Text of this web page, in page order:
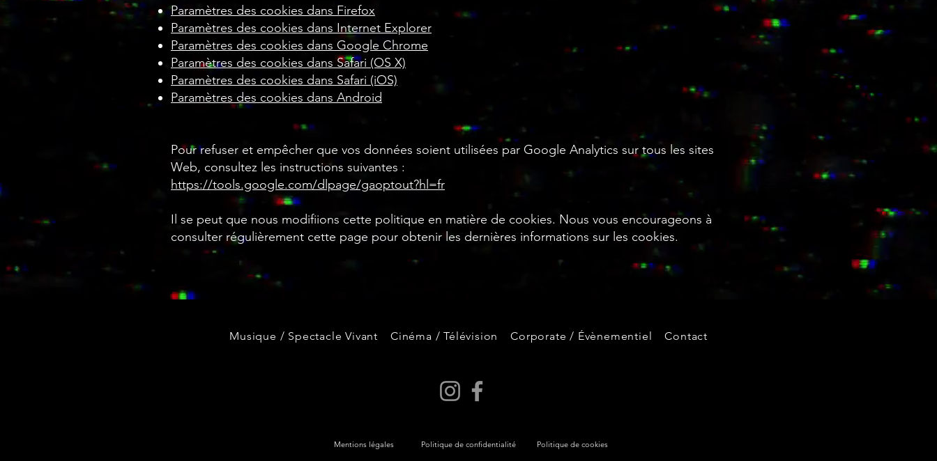
Paramètres des cookies dans Firefox
Paramètres des cookies dans Internet Explorer
Paramètres des cookies dans Google Chrome
Paramètres des cookies dans Safari (OS X)
Paramètres des cookies dans Safari (iOS)
Paramètres des cookies dans Android
Pour refuser et empêcher que vos données soient utilisées par Google Analytics sur tous les sites
Web, consultez les instructions suivantes :
https://tools.google.com/dlpage/gaoptout?hl=fr
Il se peut que nous modifiions cette politique en matière de cookies. Nous vous encourageons à
consulter régulièrement cette page pour obtenir les dernières informations sur les cookies.
Musique / Spectacle Vivant Cinéma / Télévision Corporate / Évènementiel Contact
Mentions légales Politique de confidentialité Politique de cookies